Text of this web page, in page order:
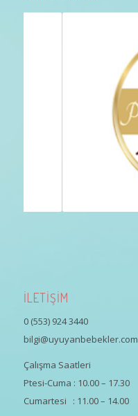
İLETİŞİM
0 (553) 924 3440
bilgi@uyuyanbebekler.com
Çalışma Saatleri
Ptesi-Cuma : 10.00 – 17.30
Cumartesi : 11.00 – 14.00